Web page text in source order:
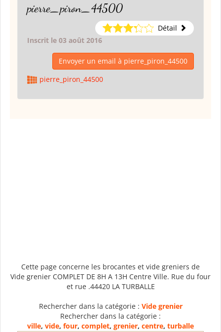
pierre_piron_44500
Détail
Inscrit le 03 août 2016
Envoyer un email à pierre_piron_44500
pierre_piron_44500
Cette page concerne les brocantes et vide greniers de
Vide grenier COMPLET DE 8H A 13H Centre Ville. Rue du four
et rue .44420 LA TURBALLE
Rechercher dans la catégorie : Vide grenier
Rechercher dans la catégorie :
ville, vide, four, complet, grenier, centre, turballe